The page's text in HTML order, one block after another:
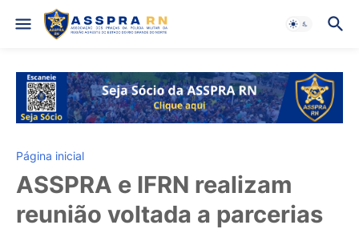
Página inicial
ASSPRA e IFRN realizam
reunião voltada a parcerias